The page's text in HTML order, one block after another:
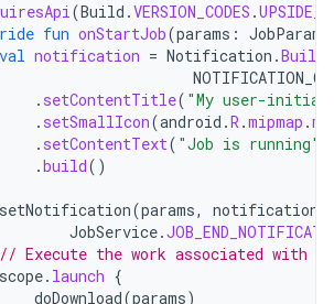
(Build .VERSION_CODES .
fun onStartJob(params :
val notification = Notification .
. setContentTitle( "My user-
. setSmallIcon(android .R .mipmap .
. setContentText( "Job is running"
.build()
setNotification(params, notification
JobService.
// Execute the work associated with
scope. launch {
doDownload(params)